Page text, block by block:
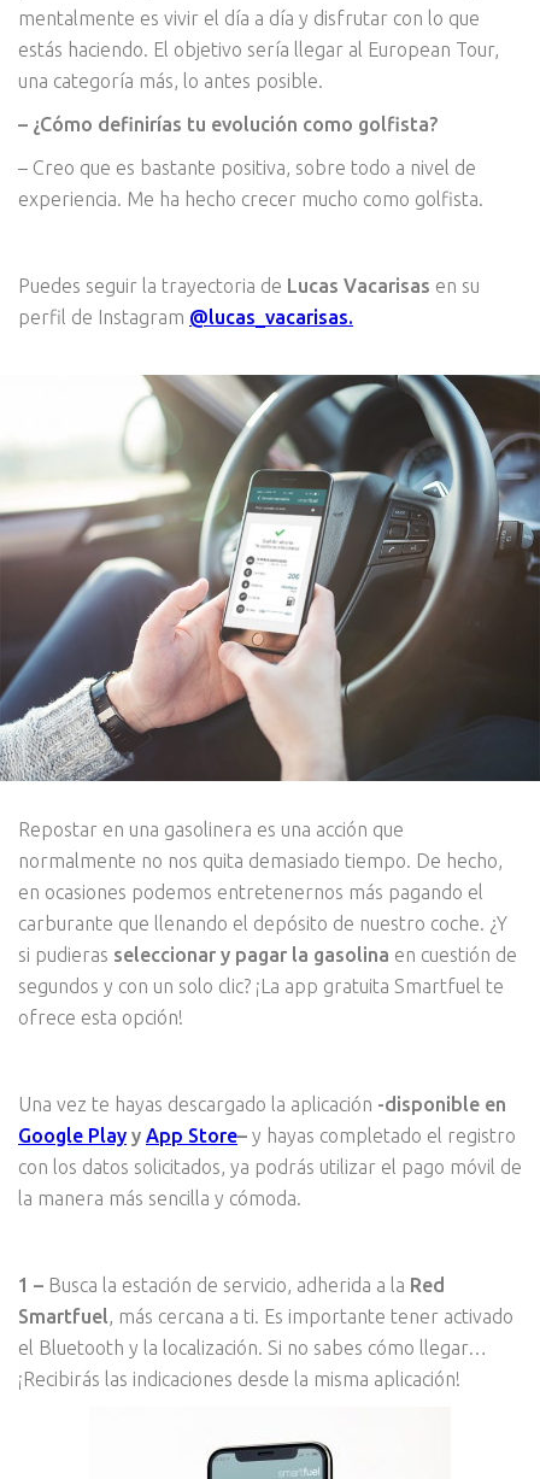
mentalmente es vivir el día a día y disfrutar con lo que
estás haciendo. El objetivo sería llegar al European Tour,
una categoría más, lo antes posible.
– ¿Cómo definirías tu evolución como golfista?
– Creo que es bastante positiva, sobre todo a nivel de
experiencia. Me ha hecho crecer mucho como golfista.
Puedes seguir la trayectoria de Lucas Vacarisas en su
perfil de Instagram @lucas_vacarisas.
Repostar en una gasolinera es una acción que
normalmente no nos quita demasiado tiempo. De hecho,
en ocasiones podemos entretenernos más pagando el
carburante que llenando el depósito de nuestro coche. ¿Y
si pudieras seleccionar y pagar la gasolina en cuestión de
segundos y con un solo clic? ¡La app gratuita Smartfuel te
ofrece esta opción!
Una vez te hayas descargado la aplicación -disponible en
Google Play y App Store– y hayas completado el registro
con los datos solicitados, ya podrás utilizar el pago móvil de
la manera más sencilla y cómoda.
1 – Busca la estación de servicio, adherida a la Red
Smartfuel, más cercana a ti. Es importante tener activado
el Bluetooth y la localización. Si no sabes cómo llegar…
¡Recibirás las indicaciones desde la misma aplicación!